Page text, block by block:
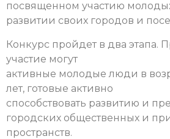
посвященном участию
развитии своих городов и
Конкурс пройдет в два этапа.
участие могут
активные молодые люди в
лет, готовые активно
способствовать развитию и
городских общественных и
пространств.